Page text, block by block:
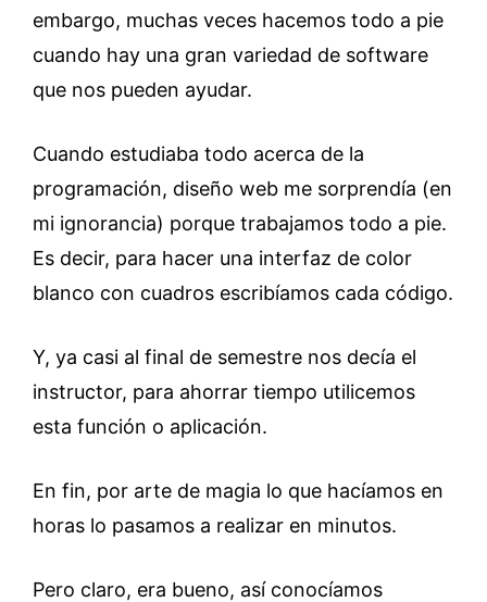
embargo, muchas veces hacemos todo a pie
cuando hay una gran variedad de software
que nos pueden ayudar.
Cuando estudiaba todo acerca de la
programación, diseño web me sorprendía (en
mi ignorancia) porque trabajamos todo a pie.
Es decir, para hacer una interfaz de color
blanco con cuadros escribíamos cada código.
Y, ya casi al final de semestre nos decía el
instructor, para ahorrar tiempo utilicemos
esta función o aplicación.
En fin, por arte de magia lo que hacíamos en
horas lo pasamos a realizar en minutos.
Pero claro, era bueno, así conocíamos